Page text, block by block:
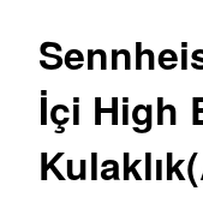
İçi High